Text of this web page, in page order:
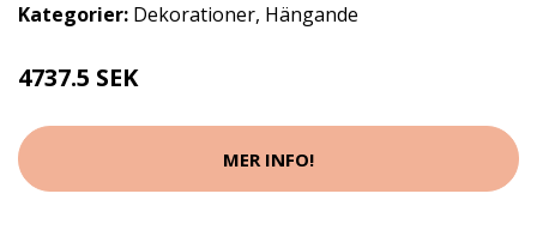
Kategorier: Dekorationer, Hängande
4737.5 SEK
MER INFO!